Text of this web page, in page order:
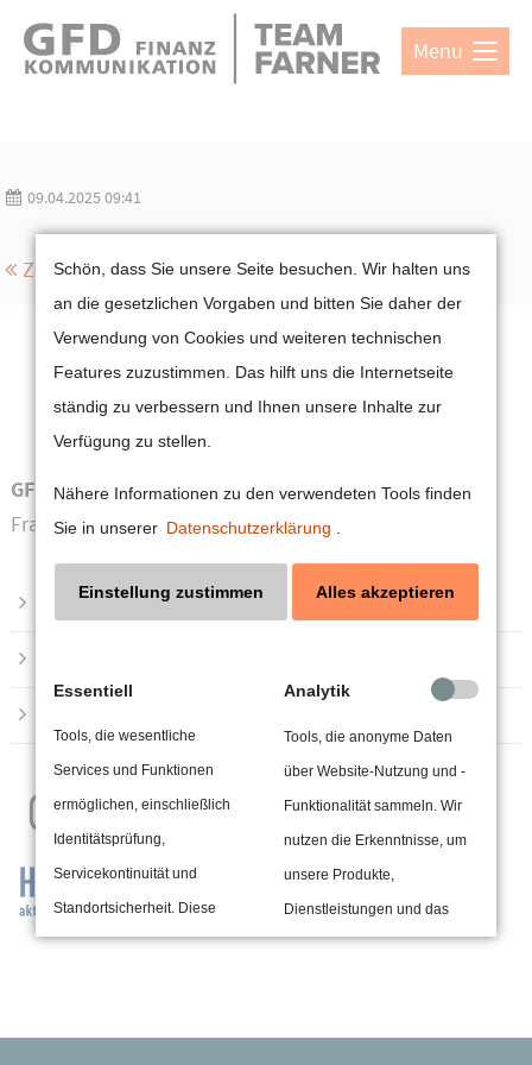
Direkt zum Hauptinhalt springen
Login
Anmelden
Register Lost your password?
Support
Lorem ipsum dolor sit amet:
24h
We offer support for our customers
Mon - Fri 8:00am - 5:00pm
(GMT +1)
Get in touch
Cybersteel Inc.
376-293 City Road, Suite 600
San Francisco, CA 94102
+44 1234 567 890
Menu
09.04.2025 09:41
Zurück
GFD Gesellschaft für Finanzkommunikation mbH
Frankfurt | München
Impressum
Cookie-Einstellungen
Schön, dass Sie unsere Seite besuchen. Wir halten uns
an die gesetzlichen Vorgaben und bitten Sie daher der
Verwendung von Cookies und weiteren technischen
Features zuzustimmen. Das hilft uns die Internetseite
ständig zu verbessern und Ihnen unsere Inhalte zur
Verfügung zu stellen.
Nähere Informationen zu den verwendeten Tools finden
Sie in unserer Datenschutzerklärung
Einstellung zustimmen Alles akzeptieren
Essentiell
Tools, die wesentliche
Services und Funktionen
ermöglichen, einschließlich
Identitätsprüfung,
Servicekontinuität und
Standortsicherheit. Diese
Option kann nicht abgelehnt
Analytik
Tools, die anonyme Daten
über Website-Nutzung und -
Funktionalität sammeln. Wir
nutzen die Erkenntnisse, um
unsere Produkte,
Dienstleistungen und das
Benutzererlebnis zu